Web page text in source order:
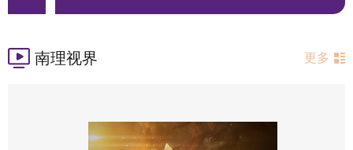
南理视界 更多